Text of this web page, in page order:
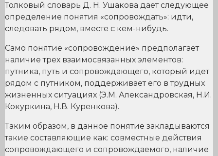
Толковый словарь Д. Н. Ушакова дает следующее
определение понятия «сопровождать»: идти,
следовать рядом, вместе с кем-нибудь.
Само понятие «сопровождение» предполагает
наличие трех взаимосвязанных элементов:
путника, путь и сопровождающего, который идет
рядом с путником, поддерживает его в трудных
жизненных ситуациях (Э.М. Александровская, Н.И.
Кокуркина, Н.В. Куренкова).
Таким образом, в данное понятие закладываются
такие составляющие как: совместные действия
сопровождающего и сопровождаемого, наличие